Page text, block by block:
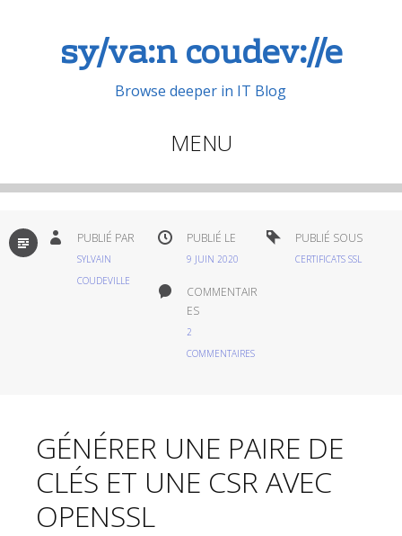
sy/va:n coudev://e
Browse deeper in IT Blog
MENU
Aller
contenu
principal
PAR
DÉFAUT
PUBLIÉ PAR
SYLVAIN
COUDEVILLE
PUBLIÉ LE
9 JUIN 2020
PUBLIÉ SOUS
CERTIFICATS SSL
COMMENTAIR
ES
2
COMMENTAIRES
GÉNÉRER UNE PAIRE DE
CLÉS ET UNE CSR AVEC
OPENSSL